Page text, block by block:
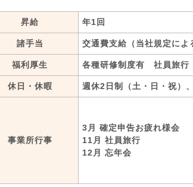
昇給 年1回
諸手当 交通費支給（当社規定に
福利厚生 各種研修制度有 社員旅行
休日・休暇 週休2日制（土・日・祝）
事業所行事
3月 確定申告お疲れ様会
11月 社員旅行
12月 忘年会